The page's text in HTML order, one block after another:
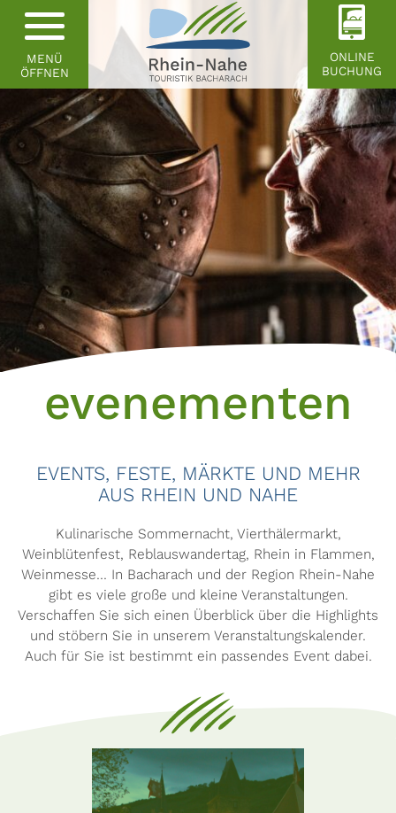
MENÜ
ÖFFNEN
ONLINE
BUCHUNG
evenementen
EVENTS, FESTE, MÄRKTE UND MEHR
AUS RHEIN UND NAHE
Kulinarische Sommernacht, Vierthälermarkt,
Weinblütenfest, Reblauswandertag, Rhein in Flammen,
Weinmesse... In Bacharach und der Region Rhein-Nahe
gibt es viele große und kleine Veranstaltungen.
Verschaffen Sie sich einen Überblick über die Highlights
und stöbern Sie in unserem Veranstaltungskalender.
Auch für Sie ist bestimmt ein passendes Event dabei.